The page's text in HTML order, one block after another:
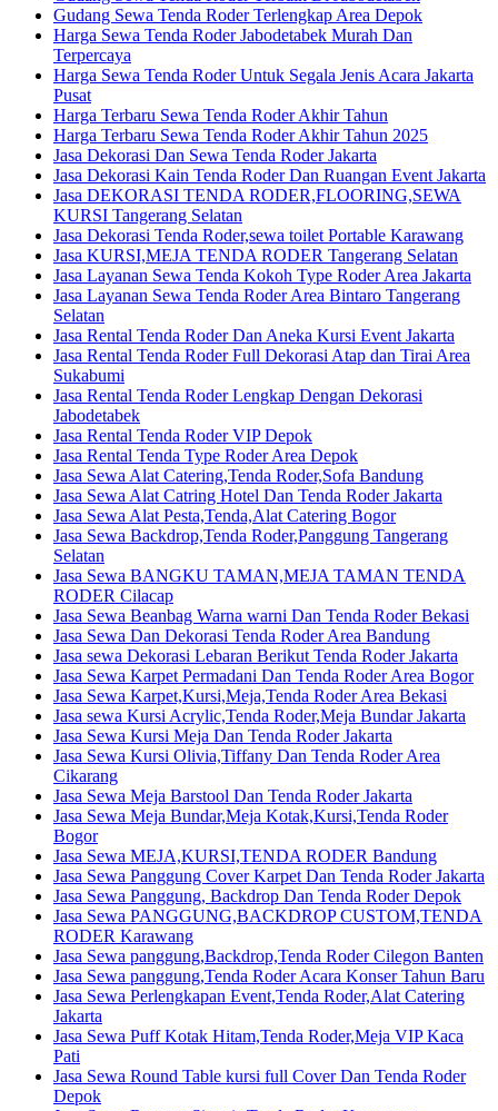
Gudang Sewa Tenda Roder Terlengkap Area Depok
Harga Sewa Tenda Roder Jabodetabek Murah Dan
Terpercaya
Harga Sewa Tenda Roder Untuk Segala Jenis Acara Jakarta
Pusat
Harga Terbaru Sewa Tenda Roder Akhir Tahun
Harga Terbaru Sewa Tenda Roder Akhir Tahun 2025
Jasa Dekorasi Dan Sewa Tenda Roder Jakarta
Jasa Dekorasi Kain Tenda Roder Dan Ruangan Event Jakarta
Jasa DEKORASI TENDA RODER,FLOORING,SEWA
KURSI Tangerang Selatan
Jasa Dekorasi Tenda Roder,sewa toilet Portable Karawang
Jasa KURSI,MEJA TENDA RODER Tangerang Selatan
Jasa Layanan Sewa Tenda Kokoh Type Roder Area Jakarta
Jasa Layanan Sewa Tenda Roder Area Bintaro Tangerang
Selatan
Jasa Rental Tenda Roder Dan Aneka Kursi Event Jakarta
Jasa Rental Tenda Roder Full Dekorasi Atap dan Tirai Area
Sukabumi
Jasa Rental Tenda Roder Lengkap Dengan Dekorasi
Jabodetabek
Jasa Rental Tenda Roder VIP Depok
Jasa Rental Tenda Type Roder Area Depok
Jasa Sewa Alat Catering,Tenda Roder,Sofa Bandung
Jasa Sewa Alat Catring Hotel Dan Tenda Roder Jakarta
Jasa Sewa Alat Pesta,Tenda,Alat Catering Bogor
Jasa Sewa Backdrop,Tenda Roder,Panggung Tangerang
Selatan
Jasa Sewa BANGKU TAMAN,MEJA TAMAN TENDA
RODER Cilacap
Jasa Sewa Beanbag Warna warni Dan Tenda Roder Bekasi
Jasa Sewa Dan Dekorasi Tenda Roder Area Bandung
Jasa sewa Dekorasi Lebaran Berikut Tenda Roder Jakarta
Jasa Sewa Karpet Permadani Dan Tenda Roder Area Bogor
Jasa Sewa Karpet,Kursi,Meja,Tenda Roder Area Bekasi
Jasa sewa Kursi Acrylic,Tenda Roder,Meja Bundar Jakarta
Jasa Sewa Kursi Meja Dan Tenda Roder Jakarta
Jasa Sewa Kursi Olivia,Tiffany Dan Tenda Roder Area
Cikarang
Jasa Sewa Meja Barstool Dan Tenda Roder Jakarta
Jasa Sewa Meja Bundar,Meja Kotak,Kursi,Tenda Roder
Bogor
Jasa Sewa MEJA,KURSI,TENDA RODER Bandung
Jasa Sewa Panggung Cover Karpet Dan Tenda Roder Jakarta
Jasa Sewa Panggung, Backdrop Dan Tenda Roder Depok
Jasa Sewa PANGGUNG,BACKDROP CUSTOM,TENDA
RODER Karawang
Jasa Sewa panggung,Backdrop,Tenda Roder Cilegon Banten
Jasa Sewa panggung,Tenda Roder Acara Konser Tahun Baru
Jasa Sewa Perlengkapan Event,Tenda Roder,Alat Catering
Jakarta
Jasa Sewa Puff Kotak Hitam,Tenda Roder,Meja VIP Kaca
Pati
Jasa Sewa Round Table kursi full Cover Dan Tenda Roder
Depok